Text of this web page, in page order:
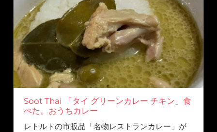
Soot Thai 「タイ グリーンカレー チキン」食
べた。おうちカレー
レトルトの市販品「名物レストランカレー」が